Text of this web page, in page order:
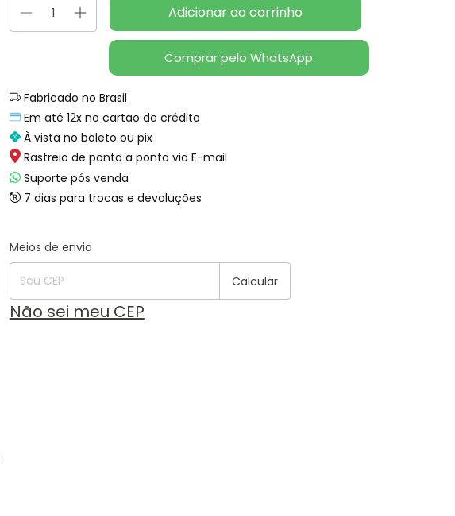
Comprar pelo WhatsApp
Fabricado no Brasil
Em até 12x no cartão de crédito
À vista no boleto ou pix
Rastreio de ponta a ponta via E-mail
Suporte pós venda
7 dias para trocas e devoluções
Entregas para o CEP:
Meios de envio
Calcular
Não sei meu CEP